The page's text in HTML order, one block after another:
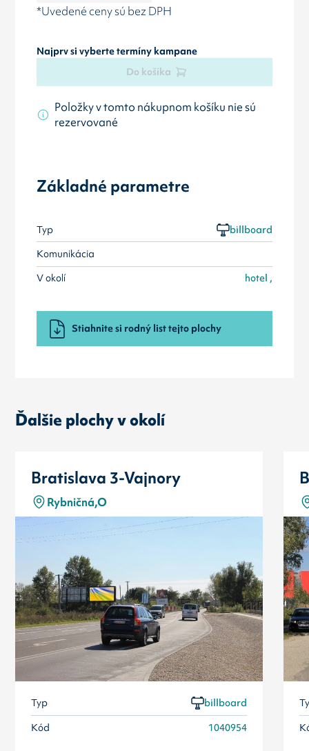
*Uvedené ceny sú bez DPH
Najprv si vyberte termíny kampane
Do košíka
Položky v tomto nákupnom košíku nie sú
rezervované
Základné parametre
Typ
billboard
Komunikácia
V okolí
hotel ,
Stiahnite si rodný list tejto plochy
Ďalšie plochy v okolí
Bratislava 3-Vajnory
Rybničná,O
Typ
billboard
Kód
1040954